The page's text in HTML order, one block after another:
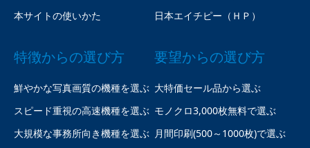
本サイトの使いかた
日本エイチピー（ＨＰ）
特徴からの選び方
鮮やかな写真画質の機種を選ぶ
スピード重視の高速機種を選ぶ
大規模な事務所向き機種を選ぶ
要望からの選び方
大特価セール品から選ぶ
モノクロ3,000枚無料で選ぶ
月間印刷(500～1000枚)で選ぶ